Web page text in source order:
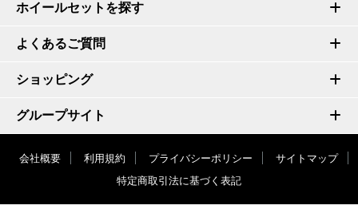
ホイールセットを探す
よくあるご質問
ショッピング
グループサイト
会社概要 利用規約 プライバシーポリシー
サイトマップ
特定商取引法に基づく表記